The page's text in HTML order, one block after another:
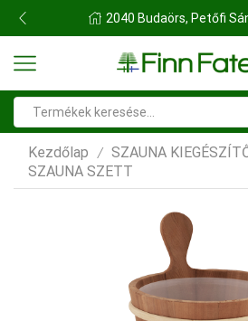
2040 Budaörs, Petőfi
input
Kezdőlap / SZAUNA
SZAUNA SZETT